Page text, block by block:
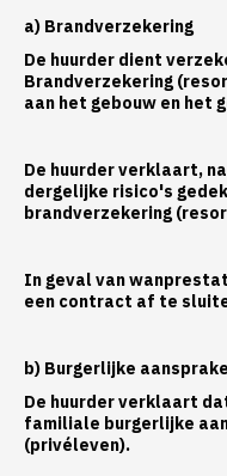
a) Brandverzekering
De huurder dient
Brandverzekering
aan het gebouw en het
De huurder verklaart,
dergelijke risico's
brandverzekering
In geval van
een contract af te
b) Burgerlijke
De huurder verklaart
familiale burgerlijke
(privéleven).